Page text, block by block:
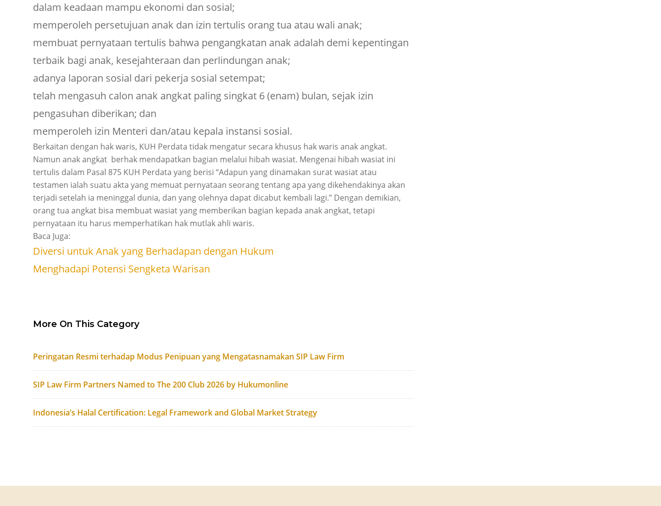
dalam keadaan mampu ekonomi dan sosial;
memperoleh persetujuan anak dan izin tertulis orang tua atau wali anak;
membuat pernyataan tertulis bahwa pengangkatan anak adalah demi kepentingan
terbaik bagi anak, kesejahteraan dan perlindungan anak;
adanya laporan sosial dari pekerja sosial setempat;
telah mengasuh calon anak angkat paling singkat 6 (enam) bulan, sejak izin
pengasuhan diberikan; dan
memperoleh izin Menteri dan/atau kepala instansi sosial.
Berkaitan dengan hak waris, KUH Perdata tidak mengatur secara khusus hak waris anak angkat.
Namun anak angkat berhak mendapatkan bagian melalui hibah wasiat. Mengenai hibah wasiat ini
tertulis dalam Pasal 875 KUH Perdata yang berisi “Adapun yang dinamakan surat wasiat atau
testamen ialah suatu akta yang memuat pernyataan seorang tentang apa yang dikehendakinya akan
terjadi setelah ia meninggal dunia, dan yang olehnya dapat dicabut kembali lagi.” Dengan demikian,
orang tua angkat bisa membuat wasiat yang memberikan bagian kepada anak angkat, tetapi
pernyataan itu harus memperhatikan hak mutlak ahli waris.
Baca Juga:
Diversi untuk Anak yang Berhadapan dengan Hukum
Menghadapi Potensi Sengketa Warisan
More On This Category
Peringatan Resmi terhadap Modus Penipuan yang Mengatasnamakan SIP Law Firm
SIP Law Firm Partners Named to The 200 Club 2026 by Hukumonline
Indonesia’s Halal Certification: Legal Framework and Global Market Strategy